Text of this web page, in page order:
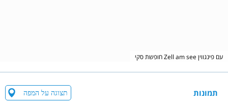
חופשת סקי Zell am see עם פינגווין
תמונות